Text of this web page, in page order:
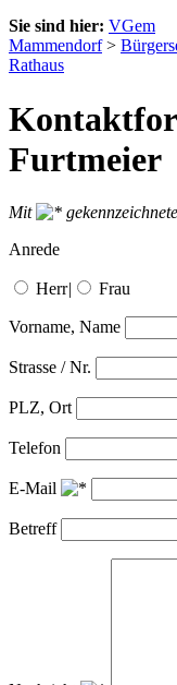
Sie sind hier: VGem
Mammendorf>
Rathaus
Furtmeier
Mit
Anrede
Herr| Frau
Vorname, Name
Strasse / Nr.
PLZ, Ort
Telefon
E-Mail
Betreff